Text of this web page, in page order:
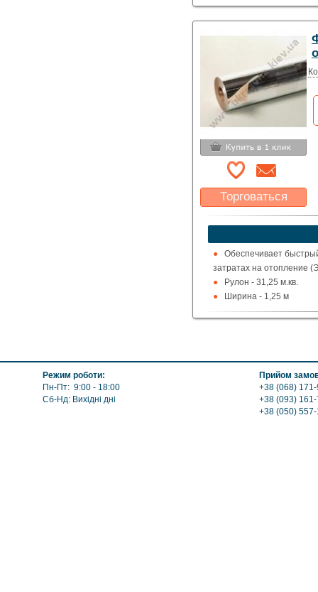
Торговаться
Какая цена Вас
устроит?
Указать цену
Обеспечивает
затратах на
Рулон - 31,25 м.кв.
Ширина - 1,25 м
Длина - 25 м
Режим роботи:
Пн-Пт: 9:00 - 18:00
Сб-Нд: Вихідні дні
Прийом
+38 (068) 171-
+38 (093)
+38 (050)